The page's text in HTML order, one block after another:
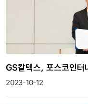
GS칼텍스, 포스코인터
2023-10-12